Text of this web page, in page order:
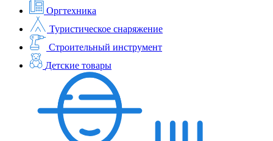
Оргтехника
Туристическое снаряжение
Строительный инструмент
Детские товары